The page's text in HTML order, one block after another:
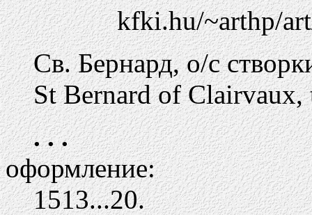
kfki.hu/~arthp/
Св. Бернард, о/с
St Bernard of Clairvaux,
. . .
оформление:
1513...20.